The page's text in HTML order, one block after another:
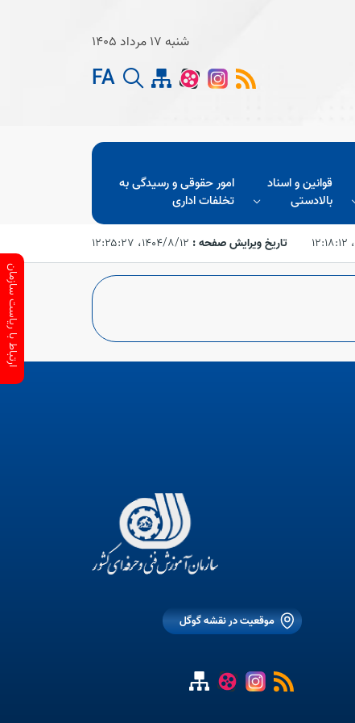
شنبه 17 مرداد 1405
FA
قوانین و اسناد
بالادستی
امور حقوقی و رسیدگی به
تخلفات اداری
تاریخ ویرایش صفحه : ۱۴۰۴/۸/۱۲،‏ ۱۲:۲۵:۲۷
موقعیت در نقشه گوگل
ارتباط با ریاست سازمان